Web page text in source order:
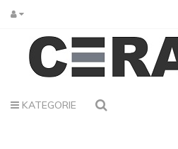
KATEGORIE